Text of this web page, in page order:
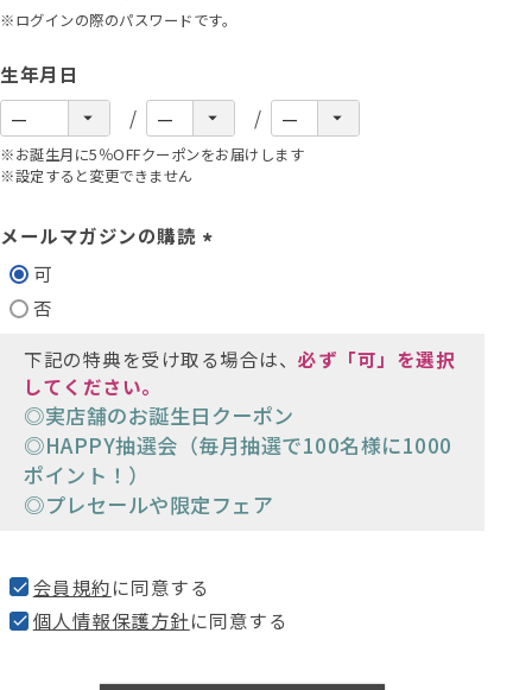
)
※ログインの際のパスワードです。
生年月日
※お誕生月に5％OFFクーポンをお届けします
※設定すると変更できません
メールマガジンの購読
)
可
否
下記の特典を受け取る場合は、 必ず「可」を選択
してください。
◎実店舗のお誕生日クーポン
◎HAPPY抽選会（毎月抽選で100名様に1000
ポイント！）
◎プレセールや限定フェア
会員規約に同意する
個人情報保護方針に同意する